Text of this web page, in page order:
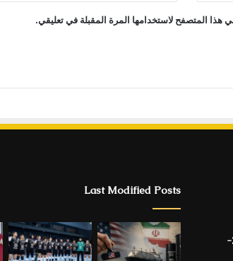
هذا المتصفح لاستخدامها المرة المقبلة في تعليقي.
مصروفات المدارس التجريبية والرسمية المتميزة 2025-
Last Modified Posts